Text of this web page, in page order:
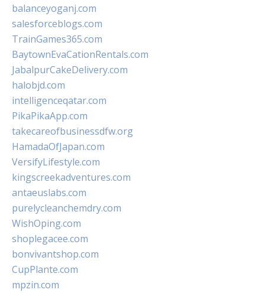
balanceyoganj.com
salesforceblogs.com
TrainGames365.com
BaytownEvaCationRentals.com
JabalpurCakeDelivery.com
halobjd.com
intelligenceqatar.com
PikaPikaApp.com
takecareofbusinessdfw.org
HamadaOfJapan.com
VersifyLifestyle.com
kingscreekadventures.com
antaeuslabs.com
purelycleanchemdry.com
WishOping.com
shoplegacee.com
bonvivantshop.com
CupPlante.com
mpzin.com